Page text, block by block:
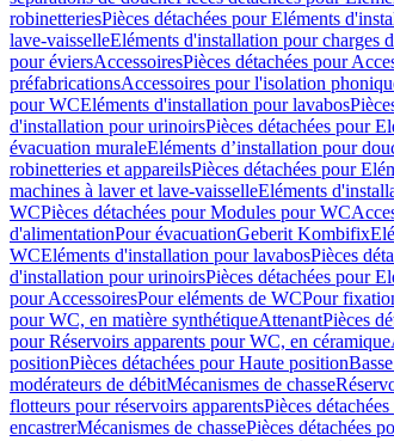
robinetteriesPièces détachées pour Eléments
lave-vaisselleEléments d'installation pour charges
pour éviersAccessoiresPièces détachées pour
préfabricationsAccessoires pour l'isolation
pour WCEléments d'installation pour lavabos
d'installation pour urinoirsPièces détachées pour
évacuation muraleEléments d’installation pour
robinetteries et appareilsPièces détachées pour
machines à laver et lave-vaisselleEléments
WCPièces détachées pour Modules pour WC
d'alimentationPour évacuationGeberit Kombifix
WCEléments d'installation pour lavabosPièces
d'installation pour urinoirsPièces détachées pour
pour AccessoiresPour eléments de WCPour
pour WC, en matière synthétiqueAttenantPièces
pour Réservoirs apparents pour WC, en céramique
positionPièces détachées pour Haute position
modérateurs de débitMécanismes de chasse
flotteurs pour réservoirs apparentsPièces
encastrerMécanismes de chassePièces détachées